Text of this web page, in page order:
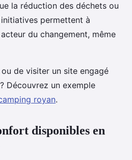
la réduction des déchets ou
initiatives permettent à
du changement, même
ou de visiter un site engagé
Découvrez un exemple
royan.
disponibles en